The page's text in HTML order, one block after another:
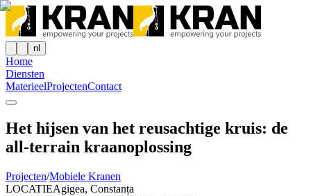
nl
Home
Diensten
MaterieelProjectenContact
Het hijsen van het reusachtige kruis: de
all-terrain kraanoplossing
Projecten/Mobiele Kranen
LOCATIEAgigea, Constanța